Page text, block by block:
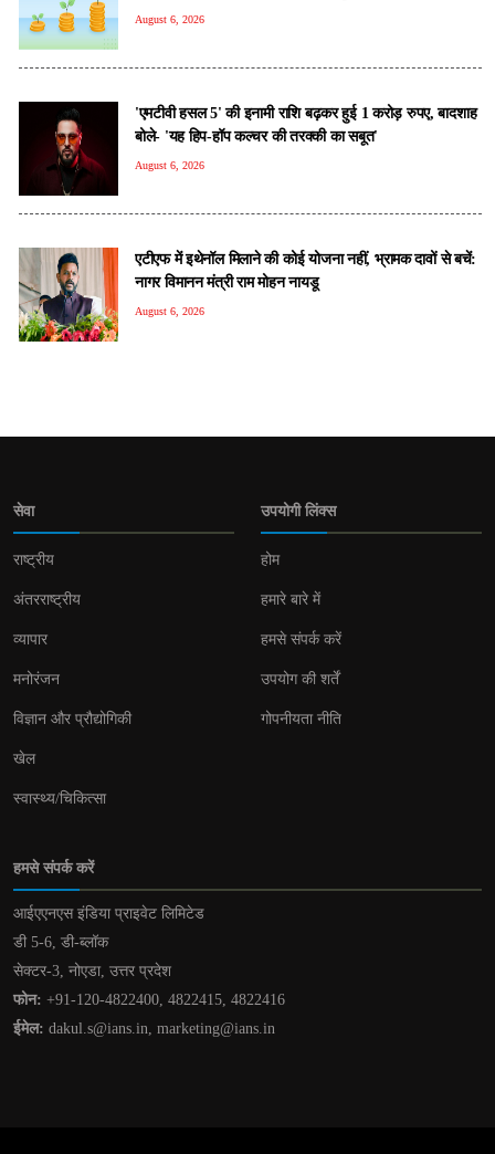
August 6, 2026
'एमटीवी हसल 5' की इनामी राशि बढ़कर हुई 1 करोड़ रुपए, बादशाह
बोले- 'यह हिप-हॉप कल्चर की तरक्की का सबूत'
August 6, 2026
एटीएफ में इथेनॉल मिलाने की कोई योजना नहीं, भ्रामक दावों से बचें:
नागर विमानन मंत्री राम मोहन नायडू
August 6, 2026
सेवा
राष्ट्रीय
अंतरराष्ट्रीय
व्यापार
मनोरंजन
विज्ञान और प्रौद्योगिकी
खेल
स्वास्थ्य/चिकित्सा
उपयोगी लिंक्स
होम
हमारे बारे में
हमसे संपर्क करें
उपयोग की शर्तें
गोपनीयता नीति
हमसे संपर्क करें
आईएएनएस इंडिया प्राइवेट लिमिटेड
डी 5-6, डी-ब्लॉक
सेक्टर-3, नोएडा, उत्तर प्रदेश
फोन: +91-120-4822400, 4822415, 4822416
ईमेल: dakul.s@ians.in, marketing@ians.in